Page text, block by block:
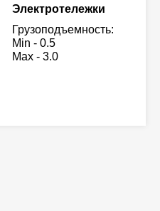
Электротележки
Грузоподъемность:
Min - 0.5
Max - 3.0